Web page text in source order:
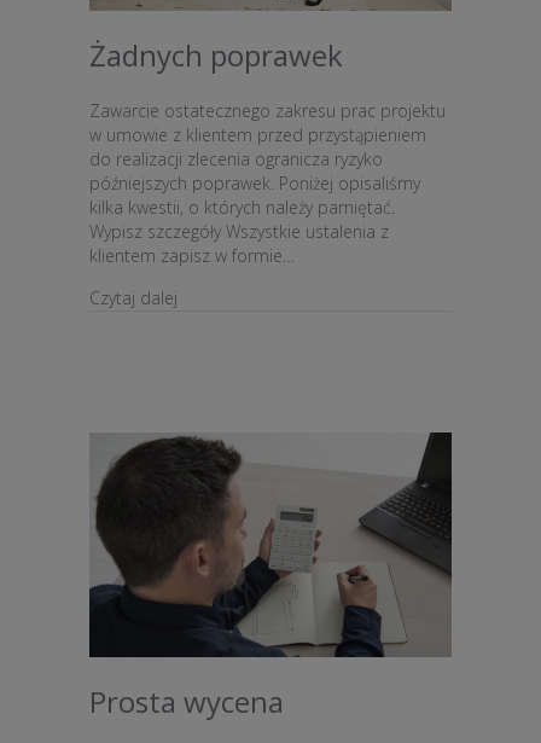
Żadnych poprawek
Zawarcie ostatecznego zakresu prac projektu
w umowie z klientem przed przystąpieniem
do realizacji zlecenia ogranicza ryzyko
późniejszych poprawek. Poniżej opisaliśmy
kilka kwestii, o których należy pamiętać.
Wypisz szczegóły Wszystkie ustalenia z
klientem zapisz w formie…
Czytaj dalej
Prosta wycena